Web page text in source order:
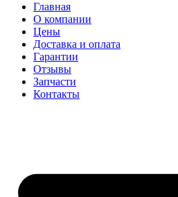
Главная
О компании
Цены
Доставка и оплата
Гарантии
Отзывы
Запчасти
Контакты